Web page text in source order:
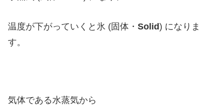
温度が下がっていくと氷 (固体・ Solid) になりま
す。
気体である水蒸気から